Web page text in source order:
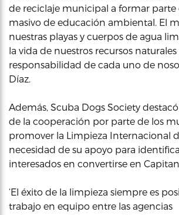
de reciclaje municipal a formar parte
masivo de educación ambiental. El
nuestras playas y cuerpos de agua
la vida de nuestros recursos naturales
responsabilidad de cada uno de
Díaz.
Además, Scuba Dogs Society
de la cooperación por parte de los
promover la Limpieza Internacional
necesidad de su apoyo para
interesados en convertirse en
‘El éxito de la limpieza siempre es
trabajo en equipo entre las agencias